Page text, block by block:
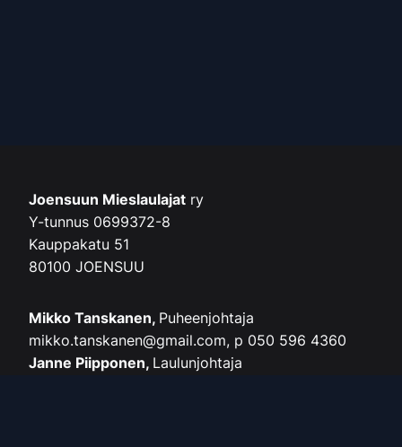
Joensuun Mieslaulajat ry
Y-tunnus 0699372-8
Kauppakatu 51
80100 JOENSUU
Mikko Tanskanen, Puheenjohtaja
mikko.tanskanen@gmail.com, p 050 596 4360
Janne Piipponen, Laulunjohtaja